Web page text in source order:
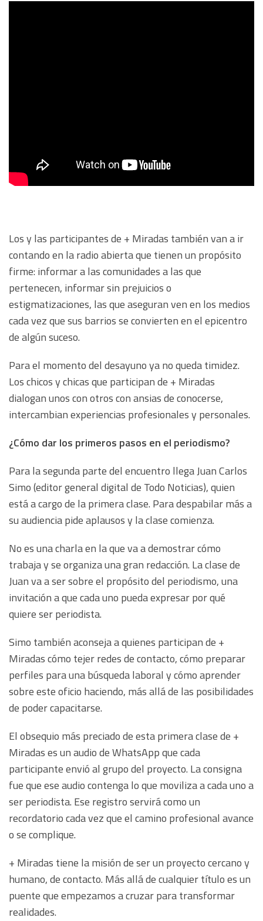
Los y las participantes de + Miradas también van a ir
contando en la radio abierta que tienen un propósito
firme: informar a las comunidades a las que
pertenecen, informar sin prejuicios o
estigmatizaciones, las que aseguran ven en los medios
cada vez que sus barrios se convierten en el epicentro
de algún suceso.
Para el momento del desayuno ya no queda timidez.
Los chicos y chicas que participan de + Miradas
dialogan unos con otros con ansias de conocerse,
intercambian experiencias profesionales y personales.
¿Cómo dar los primeros pasos en el periodismo?
Para la segunda parte del encuentro llega Juan Carlos
Simo (editor general digital de Todo Noticias), quien
está a cargo de la primera clase. Para despabilar más a
su audiencia pide aplausos y la clase comienza.
No es una charla en la que va a demostrar cómo
trabaja y se organiza una gran redacción. La clase de
Juan va a ser sobre el propósito del periodismo, una
invitación a que cada uno pueda expresar por qué
quiere ser periodista.
Simo también aconseja a quienes participan de +
Miradas cómo tejer redes de contacto, cómo preparar
perfiles para una búsqueda laboral y cómo aprender
sobre este oficio haciendo, más allá de las posibilidades
de poder capacitarse.
El obsequio más preciado de esta primera clase de +
Miradas es un audio de WhatsApp que cada
participante envió al grupo del proyecto. La consigna
fue que ese audio contenga lo que moviliza a cada uno a
ser periodista. Ese registro servirá como un
recordatorio cada vez que el camino profesional avance
o se complique.
+ Miradas tiene la misión de ser un proyecto cercano y
humano, de contacto. Más allá de cualquier título es un
puente que empezamos a cruzar para transformar
realidades.